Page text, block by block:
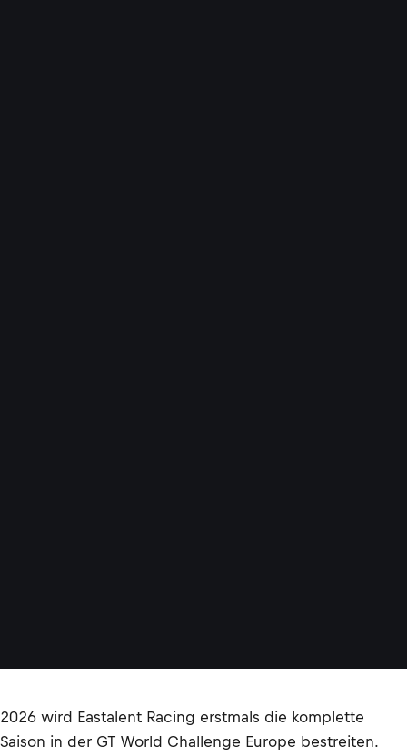
2026 wird Eastalent Racing erstmals die komplette
Saison in der GT World Challenge Europe bestreiten.